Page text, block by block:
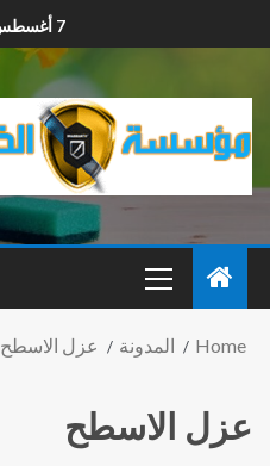
7 أغسطس، 2026
Home المدونة عزل الاسطح
عزل الاسطح